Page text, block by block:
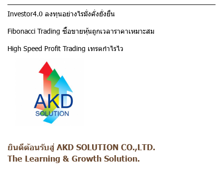
Investor4.0 ลงทุนอย่างไรมั่งคั่งยั่งยืน
Fibonacci Trading ซื้อขายหุ้นถูกเวลาราคาเหมาะสม
High Speed Profit Trading เทรดกำไรไว
ยินดีต้อนรับสู่ AKD SOLUTION CO.,LTD.
The Learning & Growth Solution.